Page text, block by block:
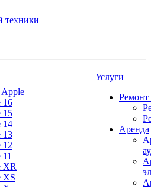
16
15
14
13
12
XR
XS
Услуги
Ремонт
Аренда